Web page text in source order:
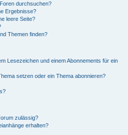
durchsuchen?
Ergebnisse?
leere Seite?
Themen finden?
Lesezeichen und einem Abonnements für ein
setzen oder ein Thema abonnieren?
zulässig?
erhalten?